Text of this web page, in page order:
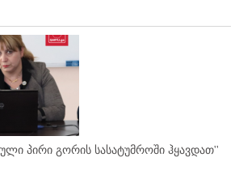
პირი გორის სასატუმროში ჰყავდათ''